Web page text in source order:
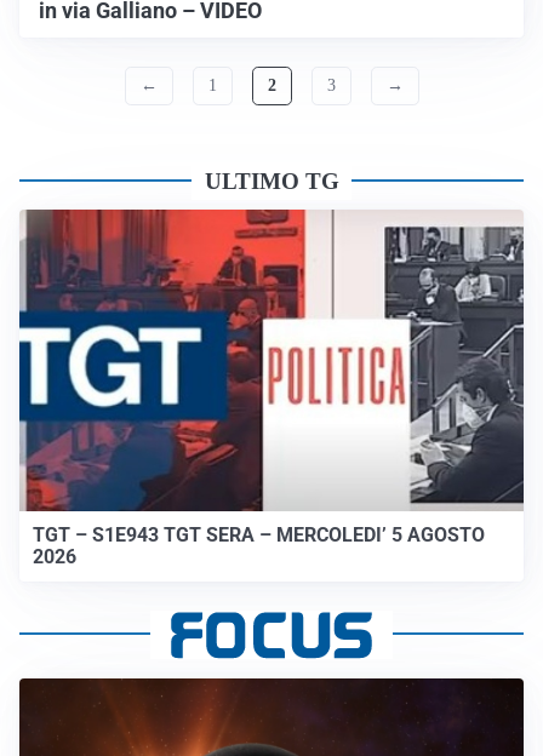
in via Galliano – VIDEO
← 1 2 3 →
ULTIMO TG
TGT – S1E943 TGT SERA – MERCOLEDI’ 5 AGOSTO
2026